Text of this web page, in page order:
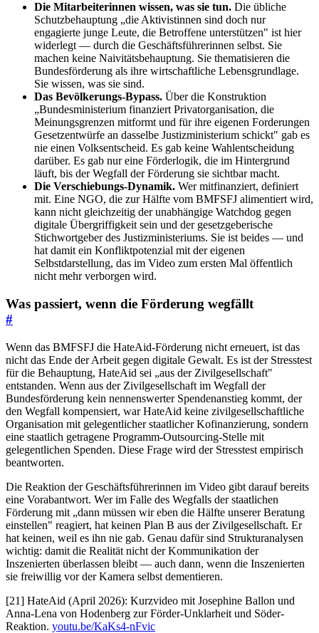
Die Mitarbeiterinnen wissen, was sie tun. Die übliche
Schutzbehauptung „die Aktivistinnen sind doch nur
engagierte junge Leute, die Betroffene unterstützen" ist hier
widerlegt — durch die Geschäftsführerinnen selbst. Sie
machen keine Naivitätsbehauptung. Sie thematisieren die
Bundesförderung als ihre wirtschaftliche Lebensgrundlage.
Sie wissen, was sie sind.
Das Bevölkerungs-Bypass. Über die Konstruktion
„Bundesministerium finanziert Privatorganisation, die
Meinungsgrenzen mitformt und für ihre eigenen Forderungen
Gesetzentwürfe an dasselbe Justizministerium schickt" gab es
nie einen Volksentscheid. Es gab keine Wahlentscheidung
darüber. Es gab nur eine Förderlogik, die im Hintergrund
läuft, bis der Wegfall der Förderung sie sichtbar macht.
Die Verschiebungs-Dynamik. Wer mitfinanziert, definiert
mit. Eine NGO, die zur Hälfte vom BMFSFJ alimentiert wird,
kann nicht gleichzeitig der unabhängige Watchdog gegen
digitale Übergriffigkeit sein und der gesetzgeberische
Stichwortgeber des Justizministeriums. Sie ist beides — und
hat damit ein Konfliktpotenzial mit der eigenen
Selbstdarstellung, das im Video zum ersten Mal öffentlich
nicht mehr verborgen wird.
Was passiert, wenn die Förderung wegfällt
#
Wenn das BMFSFJ die HateAid-Förderung nicht erneuert, ist das
nicht das Ende der Arbeit gegen digitale Gewalt. Es ist der Stresstest
für die Behauptung, HateAid sei „aus der Zivilgesellschaft"
entstanden. Wenn aus der Zivilgesellschaft im Wegfall der
Bundesförderung kein nennenswerter Spendenanstieg kommt, der
den Wegfall kompensiert, war HateAid keine zivilgesellschaftliche
Organisation mit gelegentlicher staatlicher Kofinanzierung, sondern
eine staatlich getragene Programm-Outsourcing-Stelle mit
gelegentlichen Spenden. Diese Frage wird der Stresstest empirisch
beantworten.
Die Reaktion der Geschäftsführerinnen im Video gibt darauf bereits
eine Vorabantwort. Wer im Falle des Wegfalls der staatlichen
Förderung mit „dann müssen wir eben die Hälfte unserer Beratung
einstellen" reagiert, hat keinen Plan B aus der Zivilgesellschaft. Er
hat keinen, weil es ihn nie gab. Genau dafür sind Strukturanalysen
wichtig: damit die Realität nicht der Kommunikation der
Inszenierten überlassen bleibt — auch dann, wenn die Inszenierten
sie freiwillig vor der Kamera selbst dementieren.
[21] HateAid (April 2026): Kurzvideo mit Josephine Ballon und
Anna-Lena von Hodenberg zur Förder-Unklarheit und Söder-
Reaktion. youtu.be/KaKs4-nFvic